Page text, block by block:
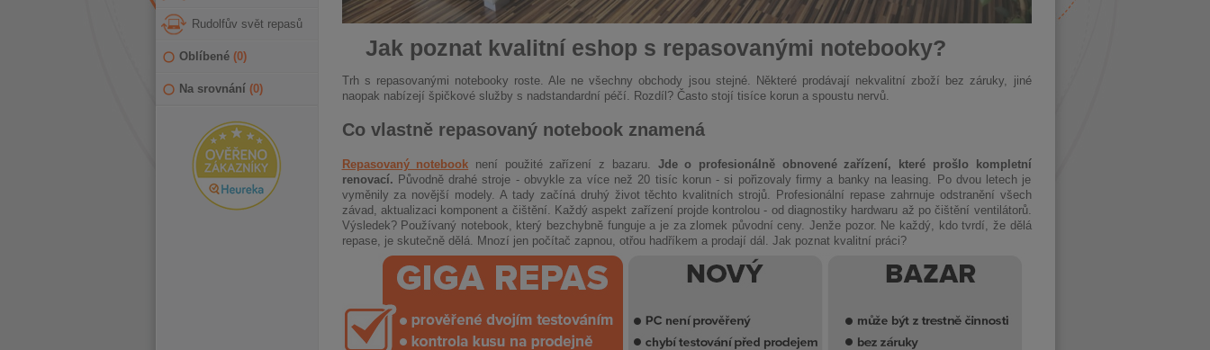
Rudolfův svět repasů
Oblíbené (0)
Na srovnání (0)
Jak poznat kvalitní eshop s repasovanými notebooky?
Trh s repasovanými notebooky roste. Ale ne všechny obchody jsou stejné. Některé prodávají nekvalitní zboží bez záruky, jiné
naopak nabízejí špičkové služby s nadstandardní péčí. Rozdíl? Často stojí tisíce korun a spoustu nervů.
Co vlastně repasovaný notebook znamená
Repasovaný notebook není použité zařízení z bazaru. Jde o profesionálně obnovené zařízení, které prošlo kompletní
renovací. Původně drahé stroje - obvykle za více než 20 tisíc korun - si pořizovaly firmy a banky na leasing. Po dvou letech je
vyměnily za novější modely. A tady začíná druhý život těchto kvalitních strojů. Profesionální repase zahrnuje odstranění všech
závad, aktualizaci komponent a čištění. Každý aspekt zařízení projde kontrolou - od diagnostiky hardwaru až po čištění ventilátorů.
Výsledek? Používaný notebook, který bezchybně funguje a je za zlomek původní ceny. Jenže pozor. Ne každý, kdo tvrdí, že dělá
repase, je skutečně dělá. Mnozí jen počítač zapnou, otřou hadříkem a prodají dál. Jak poznat kvalitní práci?